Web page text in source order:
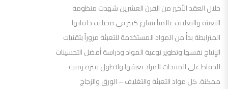
خلال العقد الأخير من القرن العشرين شهدت منظومة
التعبئة والتغليف عالمياً تسارع كبير في مختلف حلقاتها
المترابطة بدأً من المواد المستخدمة للتعبئة مروراً بتقنيات
الإنتاج نفسها وتطوير نوعية المواد ودراسة أفضل التحسينات
للحفاظ على المنتجات المراد تعبئتها ولاطول فترة زمنية
ممكنة. كل مواد التعبئة والتغليف – الورق والزجاج